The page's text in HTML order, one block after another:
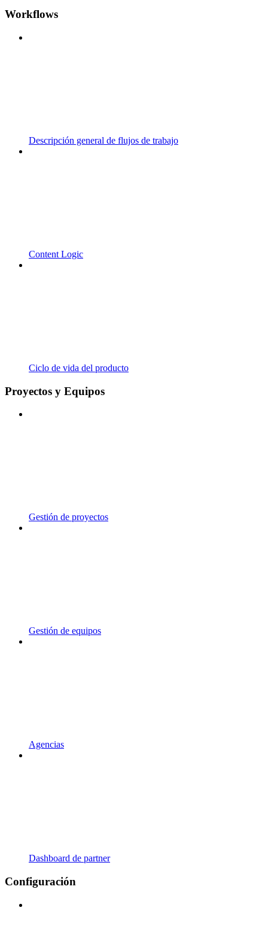
Workflows
Descripción general de flujos de trabajo
Content Logic
Ciclo de vida del producto
Proyectos y Equipos
Gestión de proyectos
Gestión de equipos
Agencias
Dashboard de partner
Configuración